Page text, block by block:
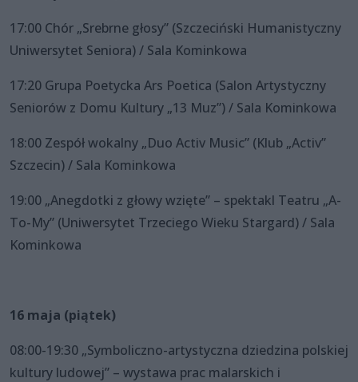
17:00 Chór „Srebrne głosy” (Szczeciński Humanistyczny
Uniwersytet Seniora) / Sala Kominkowa
17:20 Grupa Poetycka Ars Poetica (Salon Artystyczny
Seniorów z Domu Kultury „13 Muz”) / Sala Kominkowa
18:00 Zespół wokalny „Duo Activ Music” (Klub „Activ”
Szczecin) / Sala Kominkowa
19:00 „Anegdotki z głowy wzięte” – spektakl Teatru „A-
To-My” (Uniwersytet Trzeciego Wieku Stargard) / Sala
Kominkowa
16 maja (piątek)
08:00-19:30 „Symboliczno-artystyczna dziedzina polskiej
kultury ludowej” – wystawa prac malarskich i